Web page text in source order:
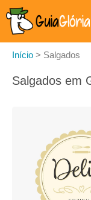
Início > Salgados
Salgados em